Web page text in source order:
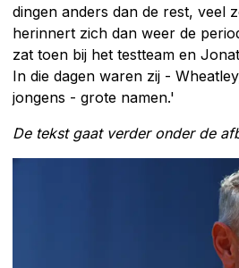
dingen anders dan de rest, veel
herinnert zich dan weer de
zat toen bij het testteam en
In die dagen waren zij -
jongens - grote namen.'
De tekst gaat verder onder de